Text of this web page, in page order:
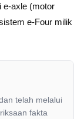
e-axle (motor
e-Four milik
telah melalui
fakta